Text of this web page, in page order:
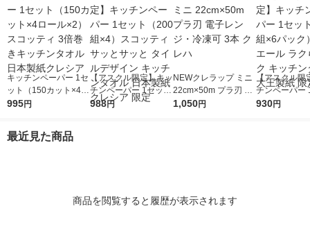
キッチンペーパー 1セ
ット（150カット×4ロ
ール×2） スコッティ
995円
【アスクル限定】キッ
チンペーパー 1セット
（200組×4）スコッテ
988円
NEWクレラップ ミニ
22cm×50m プラ刃 電
子レンジ・冷凍可 3本
1,050円
【アスクル限
チンペーパー
（100組×6パ
930円
最近見た商品
商品を閲覧すると履歴が表示されます